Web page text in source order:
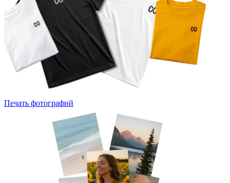
Печать фотографий